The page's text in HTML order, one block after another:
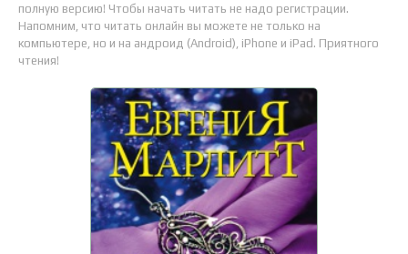
полную версию! Чтобы начать читать не надо регистрации.
Напомним, что читать онлайн вы можете не только на
компьютере, но и на андроид (Android), iPhone и iPad. Приятного
чтения!